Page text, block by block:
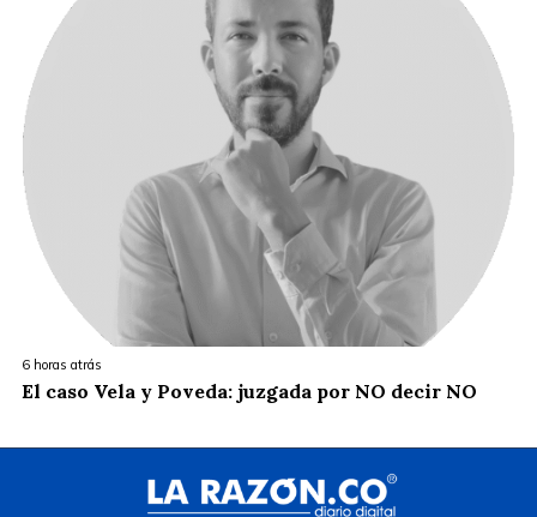
6 horas atrás
El caso Vela y Poveda: juzgada por NO decir NO